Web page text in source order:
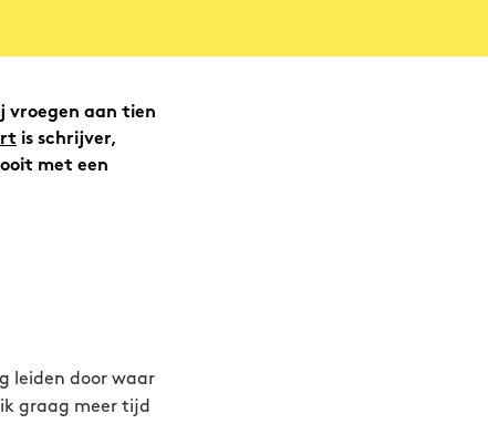
vroegen aan tien
is schrijver,
met een
leiden door waar
graag meer tijd